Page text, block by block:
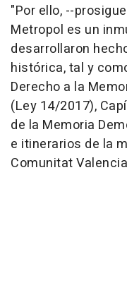
"Por ello, --
Metropol es un
desarrollaron
histórica, tal y
Derecho a la
(Ley 14/2017),
de la Memoria
e itinerarios de la
Comunitat